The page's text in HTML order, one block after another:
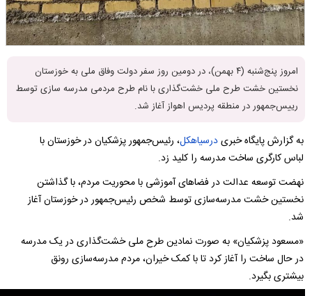
امروز پنج‌شنبه (۴ بهمن)، در دومین روز سفر دولت وفاق ملی به خوزستان
نخستین خشت طرح ملی خشت‌گذاری با نام طرح مردمی مدرسه سازی توسط
رییس‌جمهور در منطقه پردیس اهواز آغاز شد.
به گزارش پایگاه خبریدرسیاهکل، رئیس‌جمهور پزشکیان در خوزستان با
لباس کارگری ساخت مدرسه را کلید زد.
نهضت توسعه عدالت در فضاهای آموزشی با محوریت مردم، با گذاشتن
نخستین خشت مدرسه‌سازی توسط شخص رئیس‌جمهور در خوزستان آغاز
شد.
«مسعود پزشکیان» به صورت نمادین طرح ملی خشت‌گذاری در یک مدرسه
در حال ساخت را آغاز کرد تا با کمک خیران، مردم مدرسه‌سازی رونق
بیشتری بگیرد.